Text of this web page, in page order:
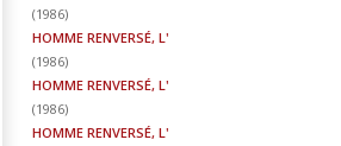
(1986)
HOMME RENVERSÉ, L'
(1986)
HOMME RENVERSÉ, L'
(1986)
HOMME RENVERSÉ, L'